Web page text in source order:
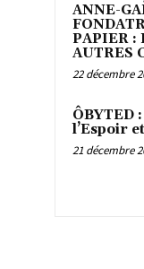
ANNE-
PAPIER :
AUTRES
22 décembre
ÔBYTED
l’Espoir
21 décembre